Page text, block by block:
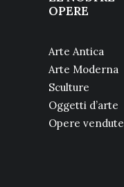
OPERE
Arte Antica
Arte Moderna
Sculture
Oggetti d’arte
Opere vendute